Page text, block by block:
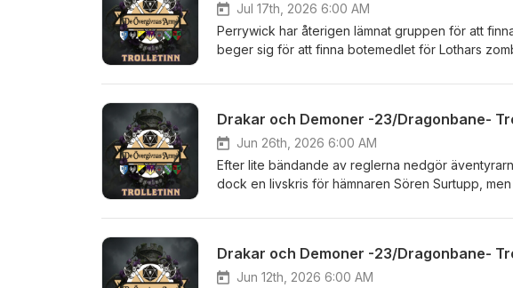
Jul 17th, 2026 6:00 AM
Perrywick har återigen lämnat gruppen för att
beger sig för att finna botemedlet för Lothars
spelledaren så gör sig Sören återigen redo att
stock-music.com
Drakar och Demoner -23/Dragonbane-
Jun 26th, 2026 6:00 AM
Efter lite bändande av reglerna nedgör
dock en livskris för hämnaren Sören Surtupp,
sig, även för de som inte ens tagit några
Drakar och Demoner -23/Dragonbane-
Jun 12th, 2026 6:00 AM